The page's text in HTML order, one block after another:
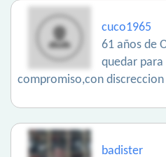
cuco1965
61 años de
quedar
compromiso,con
badister